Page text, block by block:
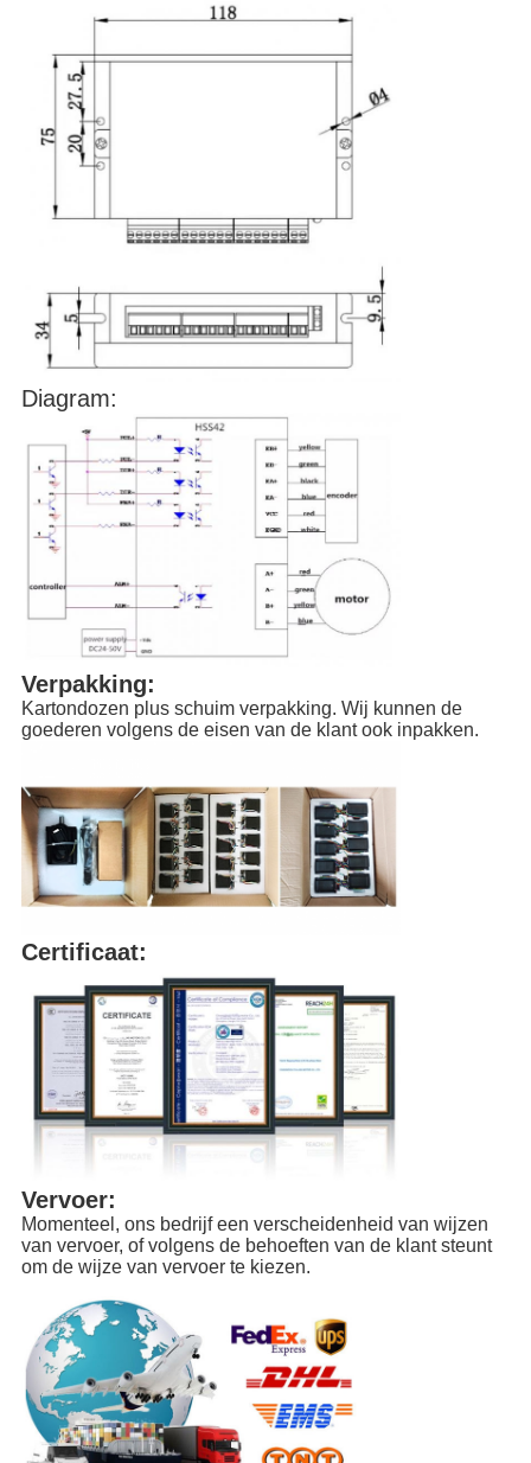
Diagram:
Verpakking:
Kartondozen plus schuim verpakking. Wij kunnen de
goederen volgens de eisen van de klant ook inpakken.
Certificaat:
Vervoer:
Momenteel, ons bedrijf een verscheidenheid van wijzen
van vervoer, of volgens de behoeften van de klant steunt
om de wijze van vervoer te kiezen.